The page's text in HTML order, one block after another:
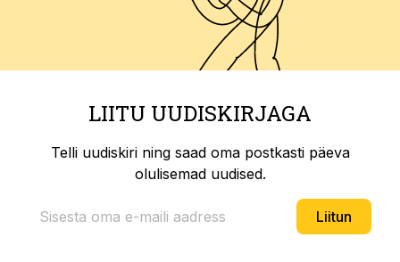
LIITU UUDISKIRJAGA
Telli uudiskiri ning saad oma postkasti päeva
olulisemad uudised.
Liitun